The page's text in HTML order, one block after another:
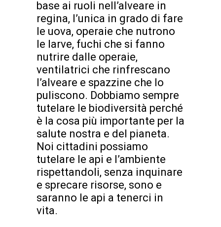
base ai ruoli nell’alveare in
regina, l’unica in grado di fare
le uova, operaie che nutrono
le larve, fuchi che si fanno
nutrire dalle operaie,
ventilatrici che rinfrescano
l’alveare e spazzine che lo
puliscono. Dobbiamo sempre
tutelare le biodiversità perché
è la cosa più importante per la
salute nostra e del pianeta.
Noi cittadini possiamo
tutelare le api e l’ambiente
rispettandoli, senza inquinare
e sprecare risorse, sono e
saranno le api a tenerci in
vita.